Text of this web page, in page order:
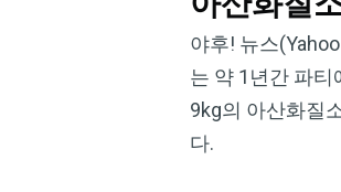
야후! 뉴스
는 약 1년간 파
9kg의 아산화질
다.